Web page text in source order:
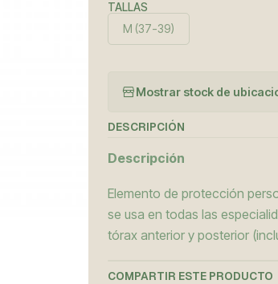
TALLAS
M (37-39)
Mostrar stock de
DESCRIPCIÓN
Descripción
Elemento de protección
se usa en todas las
tórax anterior y posterior
COMPARTIR ESTE PRODUCTO